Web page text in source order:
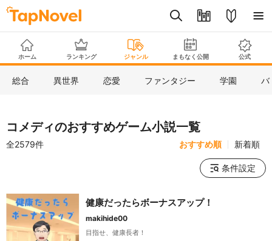
ホーム ランキング ジャンル まもなく公開 公式
総合 異世界 恋愛 ファンタジー 学園 バ
コメディのおすすめゲーム小説一覧
全2579件 おすすめ順 新着順
条件設定
健康だったらボーナスアップ！
makihide00
目指せ、健康長者！